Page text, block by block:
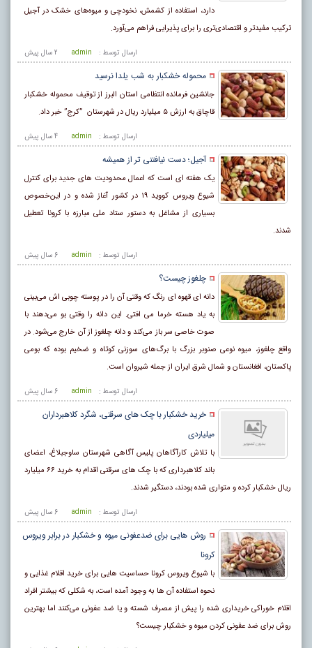
دارد، استفاده از کشمش، نخودچی و میوه‌های خشک در آجیل
ترکیب مفیدتر و اقتصادی‌تری را برای پذیرایی فراهم می‌آورد.
2 سال پيش ارسال توسط : admin
محموله خشکبار به شب یلدا نرسید ‏
جانشین فرمانده انتظامی استان البرز از توقیف محموله خشکبار
قاچاق به ارزش ۵ میلیارد ریال در شهرستان ‏‎” ‎کرج” خبر داد.‎
4 سال پيش ارسال توسط : admin
آجیل؛ دست نیافتنی تر از همیشه
یک هفته‌ ای است که اعمال محدودیت‌ های جدید برای کنترل
شیوع ویروس کووید ۱۹ در کشور آغاز شده و در این‌خصوص
بسیاری از مشاغل به دستور ستاد ملی مبارزه با کرونا تعطیل
شدند.
6 سال پيش ارسال توسط : admin
چلغوز چیست؟
دانه ای قهوه‌ ای رنگ که وقتی آن را در پوسته چوبی‌ اش می‌بینی
به یاد هسته خرما می افتی. این دانه را وقتی بو می‌دهند با
صوت خاصی سر باز می‌کند و دانه چلغوز از آن خارج می‌شود. در
واقع چلغوز، میوه نوعی صنوبر بزرگ با برگ‌های سوزنی کوتاه و ضخیم بوده که بومی
پاکستان، افغانستان و شمال شرق ایران از جمله شیروان است.
6 سال پيش ارسال توسط : admin
خرید خشکبار با چک های سرقتی، شگرد کلاهبرداران
میلیاردی
با تلاش کارآگاهان پلیس آگاهی شهرستان ساوجبلاغ، اعضای
باند کلاهبرداری که با چک های سرقتی اقدام به خرید ۶۶ میلیارد
ریال خشکبار کرده و متواری شده بودند، دستگیر شدند.
6 سال پيش ارسال توسط : admin
روش هایی برای ضدعفونی میوه و خشکبار در برابر ویروس
کرونا
با شیوع ویروس کرونا حساسیت‌ هایی برای خرید اقلام غذایی و
نحوه استفاده آن‌ ها به وجود آمده است، به شکلی‌ که بیشتر افراد
اقلام خوراکی خریداری شده را پیش از مصرف شسته و یا ضد عفونی می‌کنند اما بهترین
روش برای ضد عفونی کردن میوه و خشکبار چیست؟